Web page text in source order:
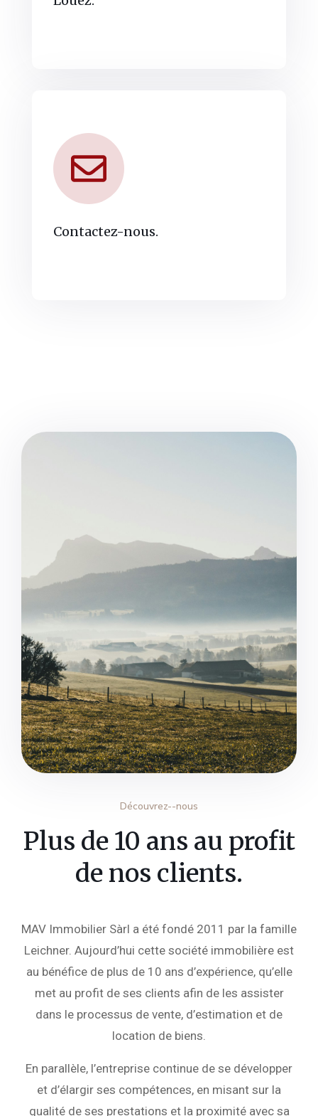
Contactez-nous.
Découvrez--nous
Plus de 10 ans au profit
de nos clients.
MAV Immobilier Sàrl a été fondé 2011 par la famille
Leichner. Aujourd’hui cette société immobilière est
au bénéfice de plus de 10 ans d’expérience, qu’elle
met au profit de ses clients afin de les assister
dans le processus de vente, d’estimation et de
location de biens.
En parallèle, l’entreprise continue de se développer
et d’élargir ses compétences, en misant sur la
qualité de ses prestations et la proximité avec sa